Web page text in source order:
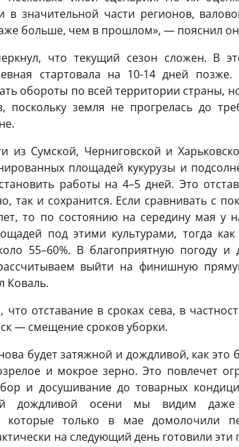
в значительной части регионов,
больше, чем в прошлом», — пояснил
что текущий сезон сложен. В
стартовала на 10-14 дней позже.
обороты по всей территории страны,
поскольку земля не прогрелась до
из Сумской, Черниговской и
площадей кукурузы и
работы на 4–5 дней. Это
так и сохранится. Если сравнивать с
то по состоянию на середину мая у
под этими культурами, тогда
55–60%. В благоприятную погоду и
выйти на финишную
Коваль.
что отставание в сроках сева, в
— смещение сроков уборки.
будет затяжной и дождливой, как
и мокрое зерно. Это повлечет
и досушивание до товарных
дождливой осени мы видим даже
которые только в мае домолочили
на следующий день готовили